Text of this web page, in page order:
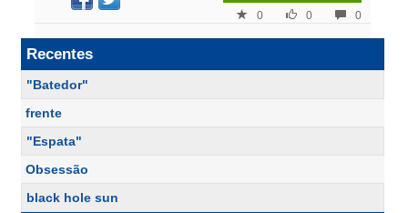
0
0
0
Recentes
"Batedor"
frente
"Espata"
Obsessão
black hole sun